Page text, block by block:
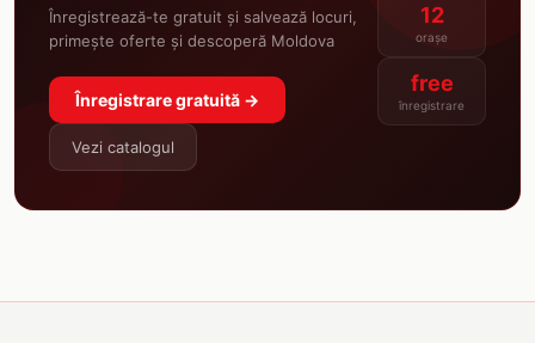
Înregistrează-te gratuit și salvează locuri,
primește oferte și descoperă Moldova
Înregistrare gratuită →
Vezi catalogul
12
orașe
free
înregistrare